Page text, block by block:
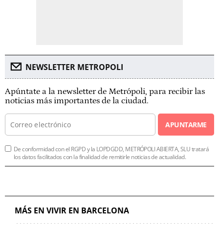
NEWSLETTER METROPOLI
Apúntate a la newsletter de Metrópoli, para recibir las
noticias más importantes de la ciudad.
APUNTARME
De conformidad con el RGPD y la LOPDGDD, METRÓPOLI ABIERTA, SLU tratará
los datos facilitados con la finalidad de remitirle noticias de actualidad.
MÁS EN VIVIR EN BARCELONA